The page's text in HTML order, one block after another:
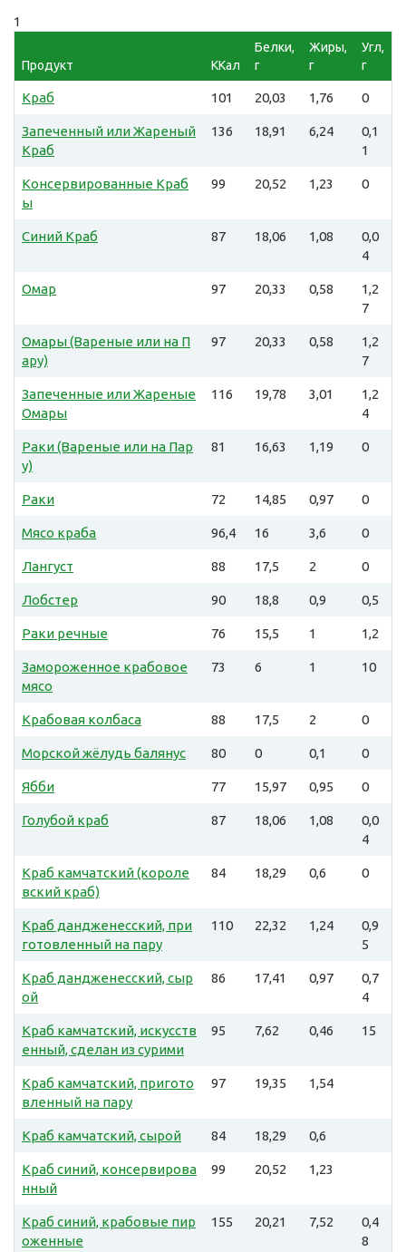
1
Продукт ККал
Белки,
г
Жиры,
г
Угл,
г
Краб 101 20,03 1,76 0
Запеченный или Жареный
Краб
136 18,91 6,24
0,1
1
Консервированные Краб
ы
99 20,52 1,23 0
Синий Краб 87 18,06 1,08
0,0
4
Омар 97 20,33 0,58
1,2
7
Омары (Вареные или на П
ару)
97 20,33 0,58
1,2
7
Запеченные или Жареные
Омары
116 19,78 3,01
1,2
4
Раки (Вареные или на Пар
у)
81 16,63 1,19 0
Раки 72 14,85 0,97 0
Мясо краба 96,4 16 3,6 0
Лангуст 88 17,5 2 0
Лобстер 90 18,8 0,9 0,5
Раки речные 76 15,5 1 1,2
Замороженное крабовое
мясо
73 6 1 10
Крабовая колбаса 88 17,5 2 0
Морской жёлудь балянус 80 0 0,1 0
Ябби 77 15,97 0,95 0
Голубой краб 87 18,06 1,08
0,0
4
Краб камчатский (короле
вский краб)
84 18,29 0,6 0
Краб дандженесский, при
готовленный на пару
110 22,32 1,24
0,9
5
Краб дандженесский, сыр
ой
86 17,41 0,97
0,7
4
Краб камчатский, искусств
енный, сделан из сурими
95 7,62 0,46 15
Краб камчатский, пригото
вленный на пару
97 19,35 1,54
Краб камчатский, сырой 84 18,29 0,6
Краб синий, консервирова
нный
99 20,52 1,23
Краб синий, крабовые пир
оженные
155 20,21 7,52
0,4
8